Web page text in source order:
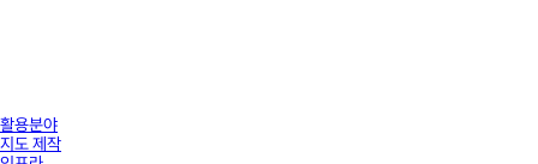
활용분야
지도 제작